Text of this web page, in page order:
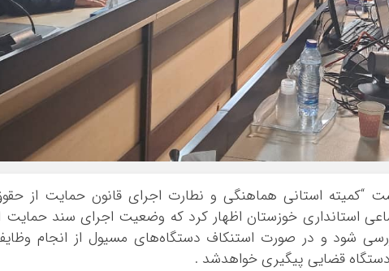
“کمیته استانی هماهنگی و نطارت اجرای قانون حمایت از
استانداری خوزستان اظهار کرد که وضعیت اجرای سند حمایت
شود و در صورت استنکاف دستگاه‌های مسیول از انجام
قضایی پیگیری خواهدشد .